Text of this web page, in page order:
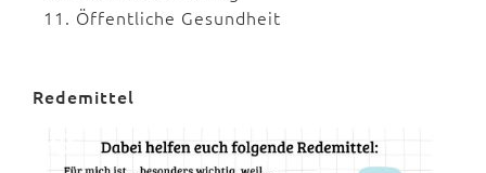
Öffentliche Gesundheit
Redemittel